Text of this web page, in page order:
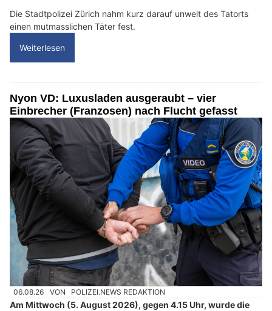
Die Stadtpolizei Zürich nahm kurz darauf unweit des Tatorts
einen mutmasslichen Täter fest.
Weiterlesen
Nyon VD: Luxusladen ausgeraubt – vier
Einbrecher (Franzosen) nach Flucht gefasst
06.08.26 VON POLIZEI.NEWS REDAKTION
Am Mittwoch (5. August 2026), gegen 4.15 Uhr, wurde die